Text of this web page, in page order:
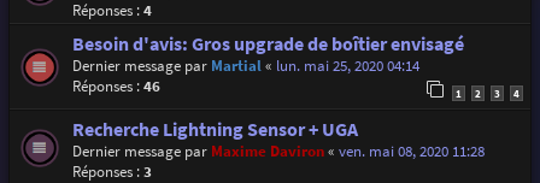
Réponses :4
Besoin d'avis: Gros upgrade de boîtier envisagé
Dernier message par Martial« lun. mai 25, 2020 04:14
Réponses :46 1 2 3 4
Recherche Lightning Sensor + UGA
Dernier message par Maxime Daviron« ven. mai 08, 2020 11:28
Réponses :3